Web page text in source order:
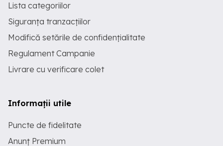
Lista categoriilor
Siguranța tranzacțiilor
Modifică setările de confidențialitate
Regulament Campanie
Livrare cu verificare colet
Informații utile
Puncte de fidelitate
Anunț Premium